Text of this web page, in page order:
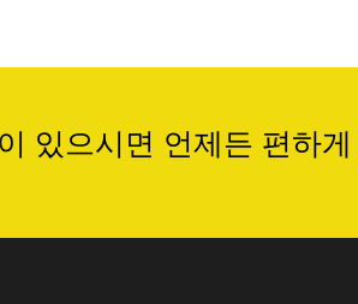
있으시면 언제든 편하